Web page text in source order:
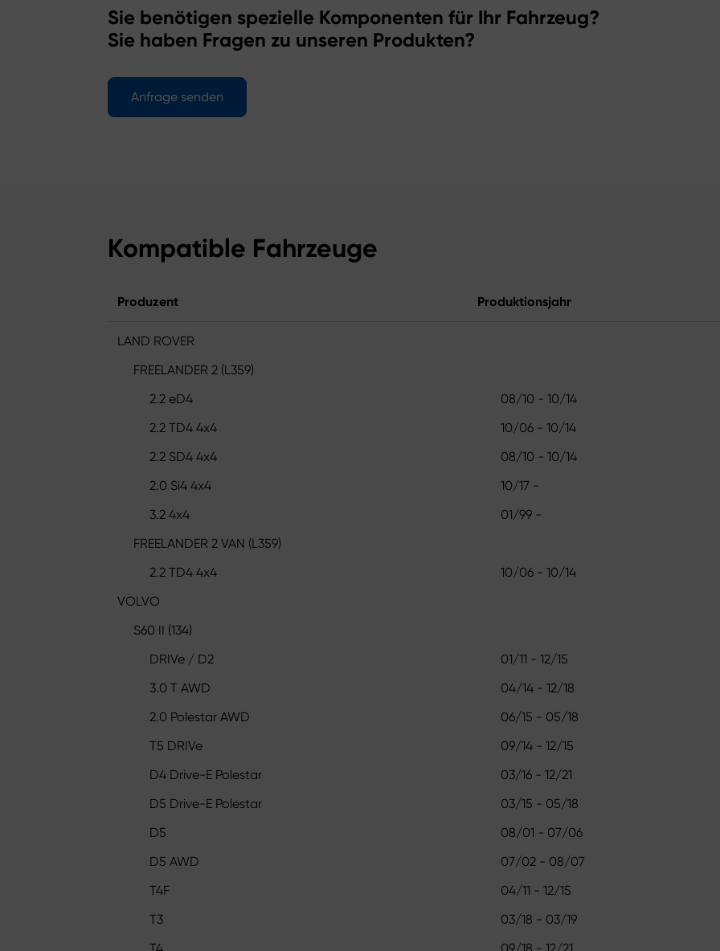
Sie benötigen spezielle Komponenten für Ihr Fahrzeug?
Sie haben Fragen zu unseren Produkten?
Anfrage senden
Kompatible Fahrzeuge
Produzent Produktionsjahr
LAND ROVER
FREELANDER 2 (L359)
2.2 eD4
08/10 - 10/14
2.2 TD4 4x4
10/06 - 10/14
2.2 SD4 4x4
08/10 - 10/14
2.0 Si4 4x4
10/17 -
3.2 4x4
01/99 -
FREELANDER 2 VAN (L359)
2.2 TD4 4x4
10/06 - 10/14
VOLVO
S60 II (134)
DRIVe / D2
01/11 - 12/15
3.0 T AWD
04/14 - 12/18
2.0 Polestar AWD
06/15 - 05/18
T5 DRIVe
09/14 - 12/15
D4 Drive-E Polestar
03/16 - 12/21
D5 Drive-E Polestar
03/15 - 05/18
D5
08/01 - 07/06
D5 AWD
07/02 - 08/07
T4F
04/11 - 12/15
T3
03/18 - 03/19